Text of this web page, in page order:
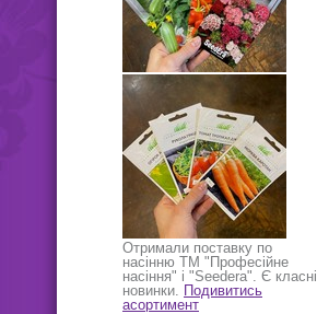
Отримали поставку по
насінню ТМ "Професійне
насіння" і "Seedera". Є класні
новинки. Подивитись
асортимент